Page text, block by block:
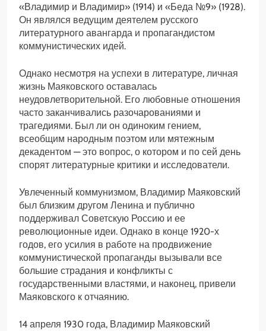
«Владимир и Владимир» (1914) и «Беда №9» (1928).
Он являлся ведущим деятелем русского
литературного авангарда и пропагандистом
коммунистических идей.
Однако несмотря на успехи в литературе, личная
жизнь Маяковского оставалась
неудовлетворительной. Его любовные отношения
часто заканчивались разочарованиями и
трагедиями. Был ли он одиноким гением,
всеобщим народным поэтом или мятежным
декадентом — это вопрос, о котором и по сей день
спорят литературные критики и исследователи.
Увлеченный коммунизмом, Владимир Маяковский
был близким другом Ленина и публично
поддерживал Советскую Россию и ее
революционные идеи. Однако в конце 1920-х
годов, его усилия в работе на продвижение
коммунистической пропаганды вызывали все
большие страдания и конфликты с
государственными властями, и наконец, привели
Маяковского к отчаянию.
14 апреля 1930 года, Владимир Маяковский